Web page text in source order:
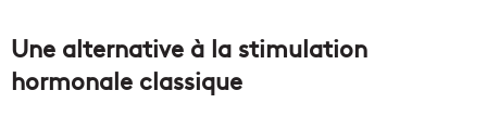
Une alternative à la stimulation
hormonale classique